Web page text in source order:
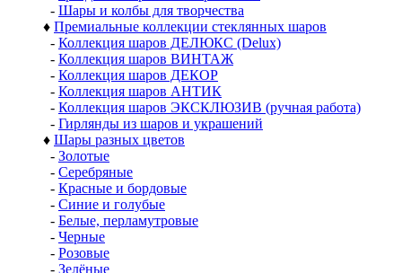
- Шары и колбы для творчества
♦ Премиальные коллекции стеклянных шаров
- Коллекция шаров ДЕЛЮКС (Delux)
- Коллекция шаров ВИНТАЖ
- Коллекция шаров ДЕКОР
- Коллекция шаров АНТИК
- Коллекция шаров ЭКСКЛЮЗИВ (ручная работа)
- Гирлянды из шаров и украшений
♦ Шары разных цветов
- Золотые
- Серебряные
- Красные и бордовые
- Синие и голубые
- Белые, перламутровые
- Черные
- Розовые
- Зелёные